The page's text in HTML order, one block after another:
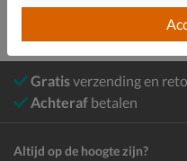
Gratisverzending en
Achteraf betalen
Altijd op de hoogte zijn?